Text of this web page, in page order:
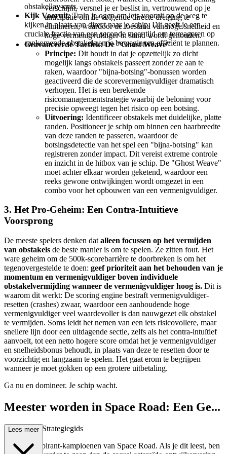
obstakellay-outs.
Kijk Vooruit:Train je ogen om iets vooruit op de weg te
kijken in plaats van direct naar je schip. Dit geeft je een
cruciale fractie van een seconde meer tijd om te reageren op
aankomende obstakels en je bewegingen efficiënt te plannen.
verschijnt, versnel je er beslist in, vertrouwend op je
anticipatie om de volgende directe dreiging te
elimineren, waardoor de toestand van hoge snelheid en
hoge vermenigvuldiger in stand wordt gehouden.
Geavanceerde Tactiek: De "Ghost Weave"
Principe: Dit houdt in dat je opzettelijk zo dicht
mogelijk langs obstakels passeert zonder ze aan te
raken, waardoor "bijna-botsing"-bonussen worden
geactiveerd die de scorevermenigvuldiger dramatisch
verhogen. Het is een berekende
risicomanagementstrategie waarbij de beloning voor
precisie opweegt tegen het risico op een botsing.
Uitvoering: Identificeer obstakels met duidelijke, platte
randen. Positioneer je schip om binnen een haarbreedte
van deze randen te passeren, waardoor de
botsingsdetectie van het spel een "bijna-botsing" kan
registreren zonder impact. Dit vereist extreme controle
en inzicht in de hitbox van je schip. De "Ghost Weave"
moet achter elkaar worden geketend, waardoor een
reeks gewone ontwijkingen wordt omgezet in een
combo voor het opbouwen van een vermenigvuldiger.
3. Het Pro-Geheim: Een Contra-Intuitieve
Voorsprong
De meeste spelers denken dat alleen focussen op het vermijden
van obstakels de beste manier is om te spelen. Ze zitten fout. Het
ware geheim om de 500k-scorebarrière te doorbreken is om het
tegenovergestelde te doen: geef prioriteit aan het behouden van je
momentum en vermenigvuldiger boven individuele
obstakelvermijding wanneer de vermenigvuldiger hoog is. Dit is
waarom dit werkt: De scoring engine bestraft vermenigvuldiger-
resetten (crashes) zwaar, waardoor een aanhoudende hoge
vermenigvuldiger veel waardevoller is dan nauwgezet elk obstakel
te vermijden. Soms leidt het nemen van een iets risicovollere, maar
snellere lijn door een uitdagende sectie, zelfs als het contra-intuïtief
aanvoelt, tot een netto hogere score omdat het je vermenigvuldiger
en snelheidsbonus behoudt, in plaats van deze te resetten door te
voorzichtig en langzaam te spelen. Het gaat erom te begrijpen
wanneer je moet gokken op een grotere uitbetaling.
Ga nu en domineer. Je schip wacht.
Meester worden in Space Road: Een Ge...
avanceerde Strategiegids
Welkom, aspirant-kampioenen van Space Road. Als je dit leest, ben
Lees meer